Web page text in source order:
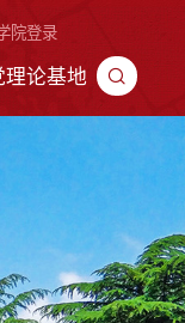
院登录
理论基地